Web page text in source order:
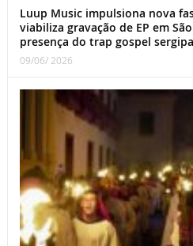
Luup Music impulsiona nova
viabiliza gravação de EP em
presença do trap gospel
09/06/ 2026